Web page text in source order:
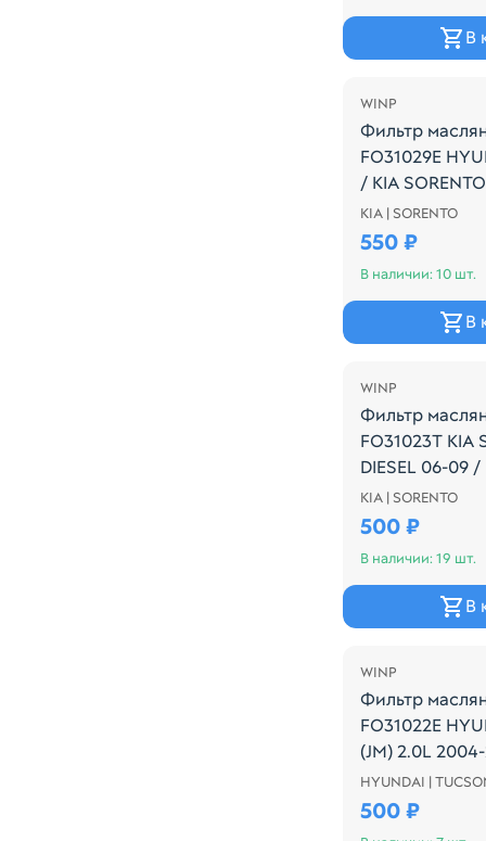
В
WINP
Фильтр
FO31029E
/ KIA
KIA | SORENTO
550 ₽
В наличии: 10 шт.
В
WINP
Фильтр
FO31023T KIA
DIESEL 06-09
15 /H100 06-
KIA | SORENTO
500 ₽
В наличии: 19 шт.
В
WINP
Фильтр
FO31022E
(JM) 2.0L
HYUNDAI |
500 ₽